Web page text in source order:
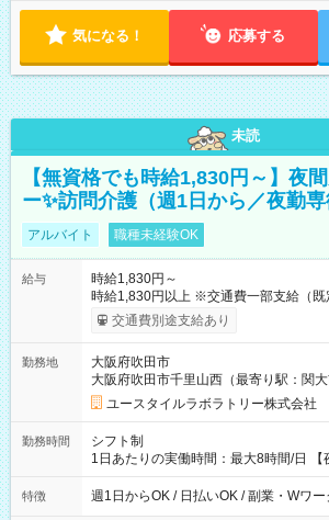
気になる！ 応募する
未読
【無資格でも時給1,830円～】夜
ー✨訪問介護（週1日から／夜勤
アルバイト 職種未経験OK
給与
時給1,830円～
時給1,830円以上 ※交通費一部支給（既
考慮して決定します 【収入例】 週1回勤務の場合：1,830円×8時
間×4回=5万8,560円 週3回勤務の場合：1,830円×8時間×12回
月 ※ 雇用形態と給与に、本採用時と異
用形態：本採用時と同じです。 給与：
交通費別途支給あり
勤務地
大阪府吹田市
大阪府吹田市千里山西（最寄り駅：関大
ユースタイルラボラトリー株式会社
勤務時間
シフト制
1日あたりの実働時間：最大8時間/日 【
00 ※週1日～OK ／ 夜勤専従 ＊＊ 勤務時間例 ＊＊ ■22時か
ら翌7時 ■23時から翌8時 ■24時から翌9時 など ※
特徴 週1日からOK / 日払いOK / 副業・Wワー